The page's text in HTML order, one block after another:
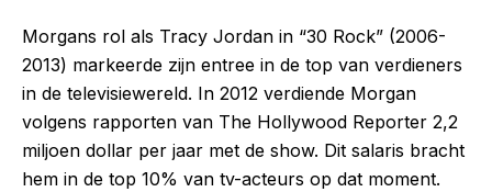
Morgans rol als Tracy Jordan in “30 Rock” (2006-
2013) markeerde zijn entree in de top van verdieners
in de televisiewereld. In 2012 verdiende Morgan
volgens rapporten van The Hollywood Reporter 2,2
miljoen dollar per jaar met de show. Dit salaris bracht
hem in de top 10% van tv-acteurs op dat moment.